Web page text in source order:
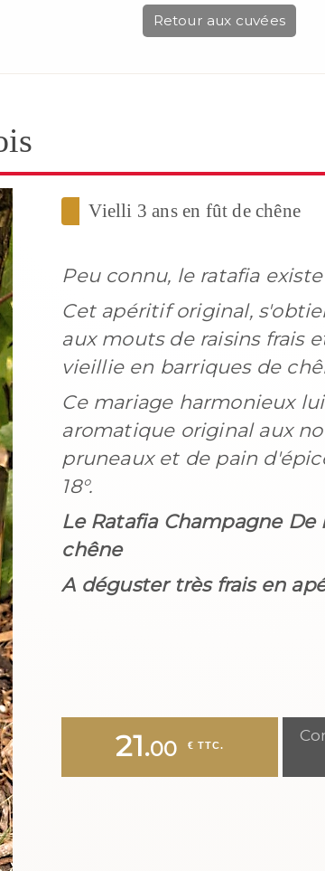
Retour aux cuvées
Vielli 3 ans en fût de chêne
Peu connu, le ratafia
Cet apéritif original,
aux mouts de raisins frais
vieillie en barriques de
Ce mariage harmonieux
aromatique original aux
pruneaux et de pain
18°.
Le Ratafia Champagne
chêne
A déguster très frais en
21.00  € TTC.